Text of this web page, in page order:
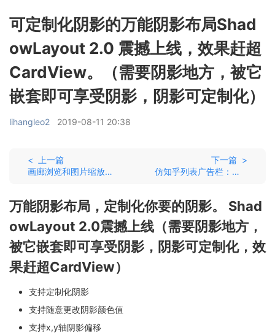
可定制化阴影的万能阴影布局Shad
owLayout 2.0 震撼上线，效果赶超
CardView。（需要阴影地方，被它
嵌套即可享受阴影，阴影可定制化）
lihangleo2 2019-08-11 20:38
< 上一篇
画廊浏览和图片缩放控件
下一篇 >
仿知乎列表广告栏：在RecyclerView中实现大图片完整展示的视差效果
万能阴影布局，定制化你要的阴影。 Shad
owLayout 2.0震撼上线（需要阴影地方，
被它嵌套即可享受阴影，阴影可定制化，效
果赶超CardView）
支持定制化阴影
支持随意更改阴影颜色值
支持x,y轴阴影偏移